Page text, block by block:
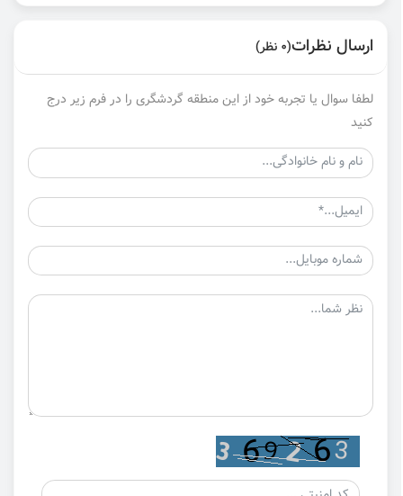
ارسال نظرات(0 نظر)
لطفا سوال یا تجربه خود از این منطقه گردشگری را در فرم زیر درج
کنید